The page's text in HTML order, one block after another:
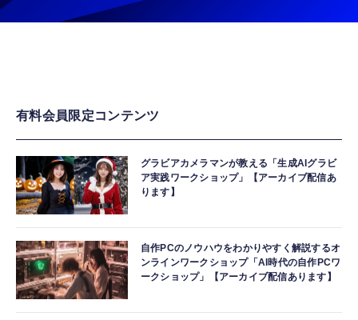
有料会員限定コンテンツ
グラビアカメラマンが教える「生成AIグラビ
ア実践ワークショップ」【アーカイブ配信あ
ります】
自作PCのノウハウをわかりやすく解説するオ
ンラインワークショップ「AI時代の自作PCワ
ークショップ」【アーカイブ配信あります】